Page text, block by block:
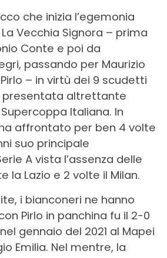
che inizia l’egemonia
La Vecchia Signora – prima
Conte e poi da
passando per Maurizio
– in virtù dei 9 scudetti
presentata altrettante
Italiana. In
affrontato per ben 4 volte
suo principale
A vista l’assenza delle
la Lazio e 2 volte il Milan.
i bianconeri ne hanno
Pirlo in panchina fu il 2-0
gennaio del 2021 al Mapei
Emilia. Nel mentre, la